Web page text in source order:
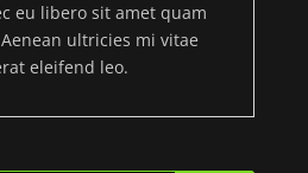
eu libero sit amet quam
ultricies mi vitae
eleifend leo.